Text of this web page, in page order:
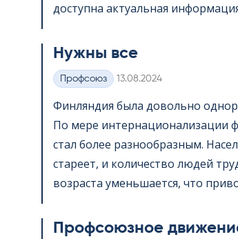
доступна актуальная
Нужны все
Категории
Профсоюз Kirjoitettu
13.08.2024
Финляндия была довольно
По мере интернационализации
стал более разнообразным.
стареет, и количество людей
возраста уменьшается, что
Профсоюзное